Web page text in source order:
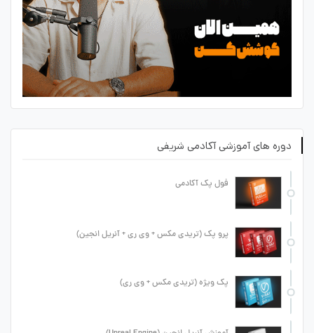
دوره های آموزشی آکادمی شریفی
فول پک آکادمی
پرو پک (تریدی مکس + وی ری + آنریل انجین)
پک ویژه (تریدی مکس + وی ری)